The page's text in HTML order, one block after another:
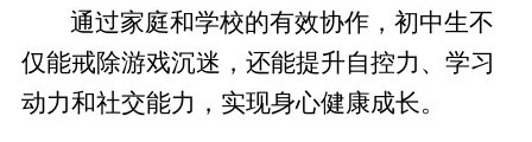
通过家庭和学校的有效协作，初中生不
仅能戒除游戏沉迷，还能提升自控力、学习
动力和社交能力，实现身心健康成长。